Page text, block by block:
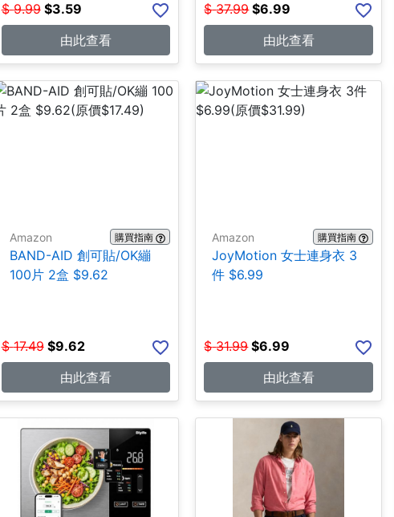
$ 9.99 $3.59
由此查看
$ 37.99 $6.99
由此查看
Amazon 購買指南
BAND-AID 創可貼/OK繃
100片 2盒 $9.62
$ 17.49 $9.62
由此查看
Amazon 購買指南
JoyMotion 女士連身衣 3
件 $6.99
$ 31.99 $6.99
由此查看